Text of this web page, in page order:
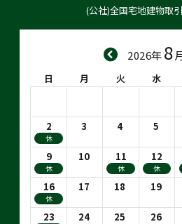
(公社)全国宅地建物取
2026年8
日 月 火 水
2
休
3 4 5
9
休
10 11
休
12
休
16
休
17 18 19
23 24 25 26